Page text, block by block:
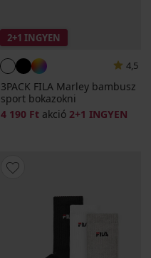
2+1 INGYEN
4,5
3PACK FILA Marley bambusz
sport bokazokni
4 190 Ft akció 2+1 INGYEN